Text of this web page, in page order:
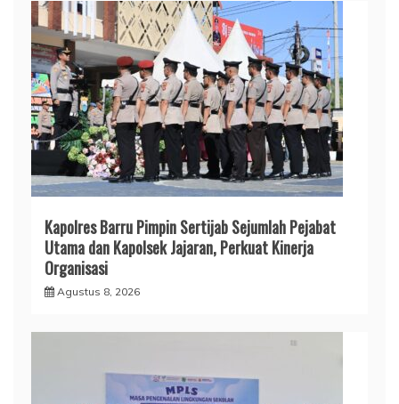
Kapolres Barru Pimpin Sertijab Sejumlah Pejabat
Utama dan Kapolsek Jajaran, Perkuat Kinerja
Organisasi
Agustus 8, 2026